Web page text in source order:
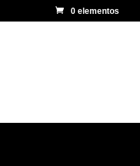
0 elementos